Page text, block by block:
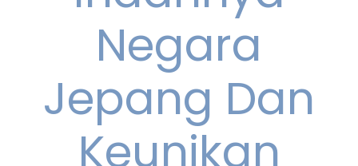
Negara
Jepang Dan
Keunikan